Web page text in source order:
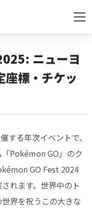
ニューヨ
座標・チケッ
る年次イベントで、
Pokémon GO」のク
GO Fest 2024
れます。世界中のト
界を祝うこの大きな